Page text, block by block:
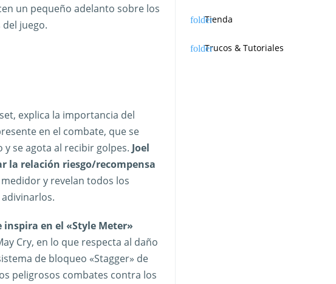
un pequeño adelanto sobre los
juego.
explica la importancia del
en el combate, que se
se agota al recibir golpes. Joel
la relación riesgo/recompensa
y revelan todos los
inspira en el «Style Meter»
Cry, en lo que respecta al daño
de bloqueo «Stagger» de
peligrosos combates contra los
Tienda
Trucos & Tutoriales